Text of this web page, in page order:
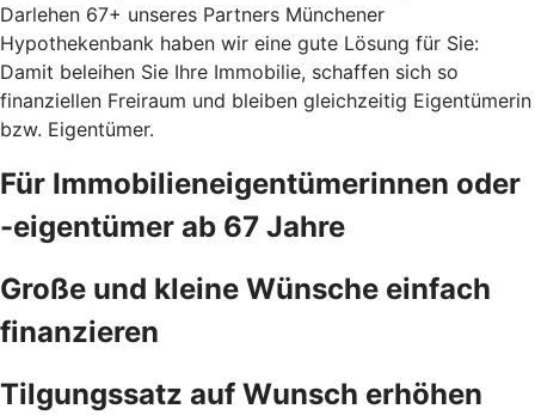
Darlehen 67+ unseres Partners Münchener
Hypothekenbank haben wir eine gute Lösung für Sie:
Damit beleihen Sie Ihre Immobilie, schaffen sich so
finanziellen Freiraum und bleiben gleichzeitig Eigentümerin
bzw. Eigentümer.
Für Immobilieneigentümerinnen oder
-eigentümer ab 67 Jahre
Große und kleine Wünsche einfach
finanzieren
Tilgungssatz auf Wunsch erhöhen